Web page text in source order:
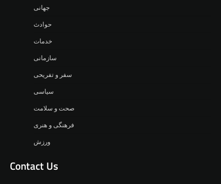
جهانی
حوادث
خدمات
سازمانی
سفر و تفریحی
سیاسی
صحت و سلامت
فرهنگی و هنری
ورزش
Contact Us